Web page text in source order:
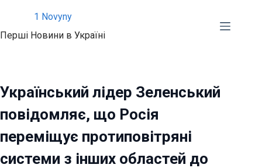
вмісту
1 Novyny
Перші Новини в Україні
Український лідер Зеленський
повідомляє, що Росія
переміщує протиповітряні
системи з інших областей до